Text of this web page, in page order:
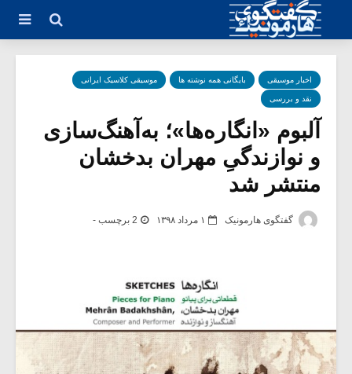
اخبار موسیقی بایگانی همه نوشته ها موسیقی کلاسیک ایرانی
نقد و بررسی
آلبوم «انگاره‌ها»؛ به‌آهنگ‌سازی
و نوازندگیِ مهران بدخشان
منتشر شد
گفتگوی هارمونیک ۱ مرداد ۱۳۹۸ 2 برچسب -